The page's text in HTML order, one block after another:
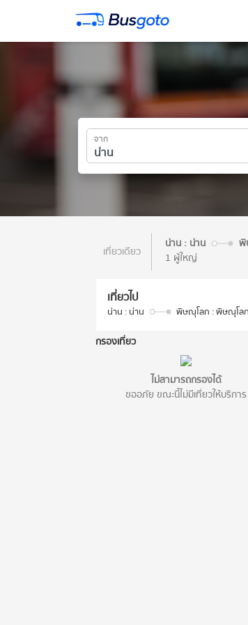
จาก
เที่ยวเดียว
น่าน : น่าน
พิ
1 ผู้ใหญ่
เที่ยวไป
น่าน : น่าน พิษณุโลก : พิษณุโลก
กรองเที่ยว
ไม่สามารถกรองได้
ขออภัย ขณะนี้ไม่มีเที่ยวให้บริการ